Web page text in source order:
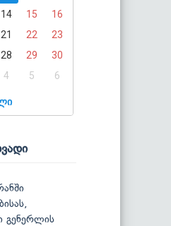
14 15
16
21 22
23
28 29
30
4 5 6
გენერლის